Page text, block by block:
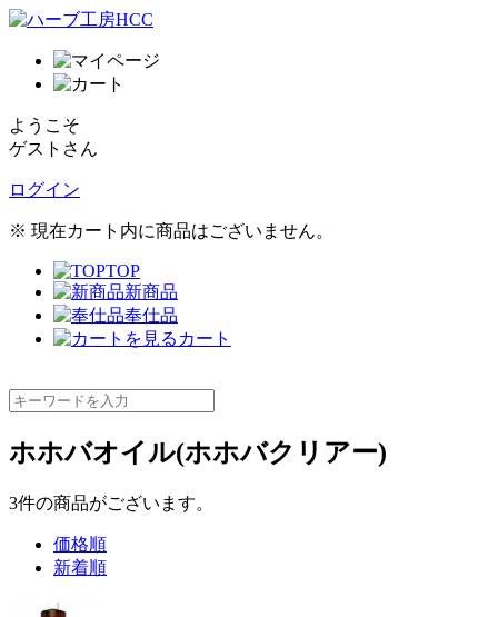
ようこそ
ゲストさん
ログイン
※ 現在カート内に商品はございません。
TOP
新商品
奉仕品
カート
ホホバオイル(ホホバクリアー)
3件の商品がございます。
価格順
新着順